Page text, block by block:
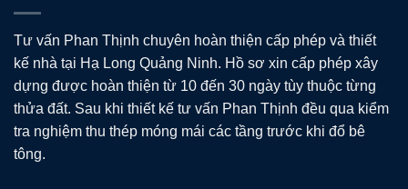
Tư vấn Phan Thịnh chuyên hoàn thiện cấp phép và thiết
kế nhà tại Hạ Long Quảng Ninh. Hồ sơ xin cấp phép xây
dựng được hoàn thiện từ 10 đến 30 ngày tùy thuộc từng
thửa đất. Sau khi thiết kế tư vấn Phan Thịnh đều qua kiểm
tra nghiệm thu thép móng mái các tầng trước khi đổ bê
tông.